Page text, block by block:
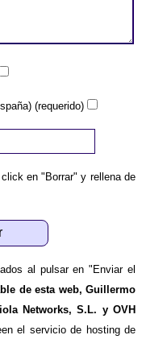
(requerido)
en "Borrar" y rellena de
al pulsar en "Enviar el
de esta web, Guillermo
Networks, S.L. y OVH
el servicio de hosting de